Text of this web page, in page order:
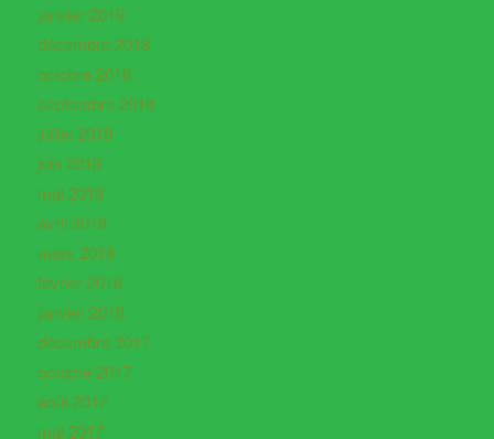
janvier 2019
décembre 2018
octobre 2018
septembre 2018
juillet 2018
juin 2018
mai 2018
avril 2018
mars 2018
février 2018
janvier 2018
décembre 2017
octobre 2017
août 2017
mai 2017